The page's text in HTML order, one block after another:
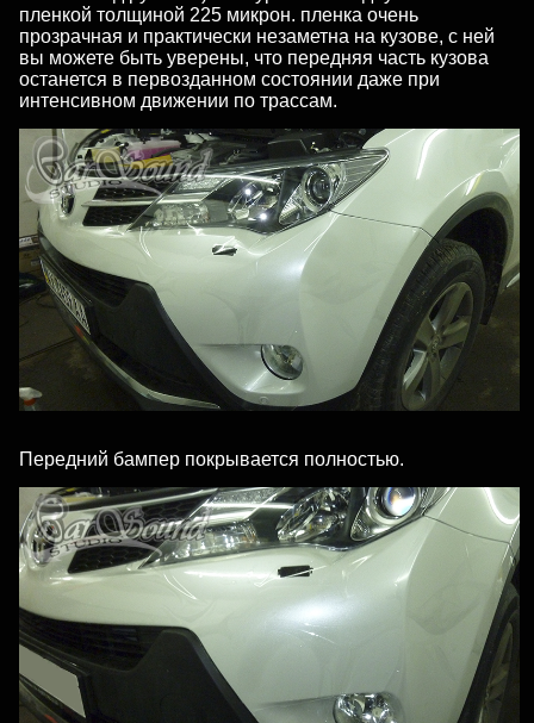
пленкой толщиной 225 микрон. пленка очень
прозрачная и практически незаметна на кузове, с ней
вы можете быть уверены, что передняя часть кузова
останется в первозданном состоянии даже при
интенсивном движении по трассам.
Передний бампер покрывается полностью.